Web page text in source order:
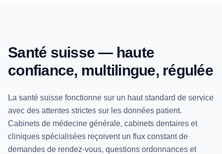
Santé suisse — haute
confiance, multilingue, régulée
La santé suisse fonctionne sur un haut standard de service
avec des attentes strictes sur les données patient.
Cabinets de médecine générale, cabinets dentaires et
cliniques spécialisées reçoivent un flux constant de
demandes de rendez-vous, questions ordonnances et